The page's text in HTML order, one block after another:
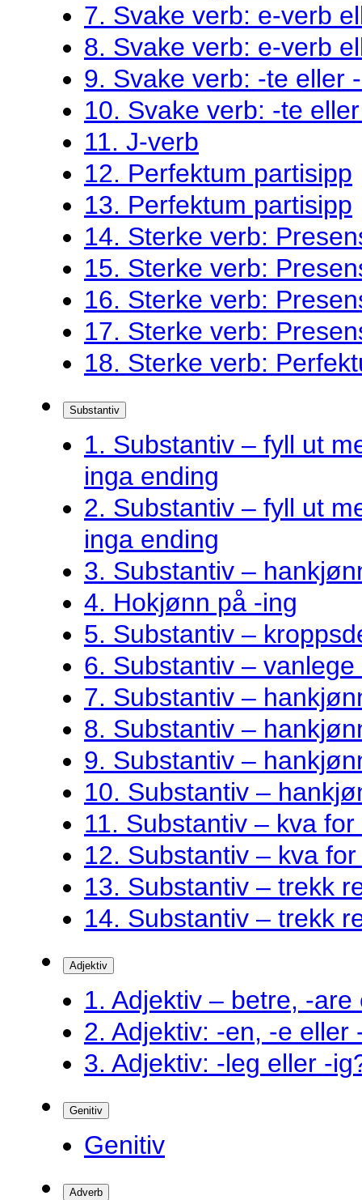
7. Svake verb: e-verb
8. Svake verb: e-verb
9. Svake verb: -te eller
10. Svake verb: -te
11. J-verb
12. Perfektum partisipp
13. Perfektum partisipp
14. Sterke verb:
15. Sterke verb:
16. Sterke verb:
17. Sterke verb:
18. Sterke verb:
Substantiv
1. Substantiv – fyll ut
inga ending
2. Substantiv – fyll ut
inga ending
3. Substantiv –
4. Hokjønn på -ing
5. Substantiv –
6. Substantiv –
7. Substantiv –
8. Substantiv –
9. Substantiv –
10. Substantiv –
11. Substantiv – kva
12. Substantiv – kva
13. Substantiv – trekk
14. Substantiv – trekk
Adjektiv
1. Adjektiv – betre, -are
2. Adjektiv: -en, -e eller
3. Adjektiv: -leg eller -
Genitiv
Genitiv
Adverb